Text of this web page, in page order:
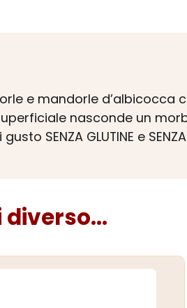
e mandorle
nasconde un
SENZA GLUTINE e SENZA